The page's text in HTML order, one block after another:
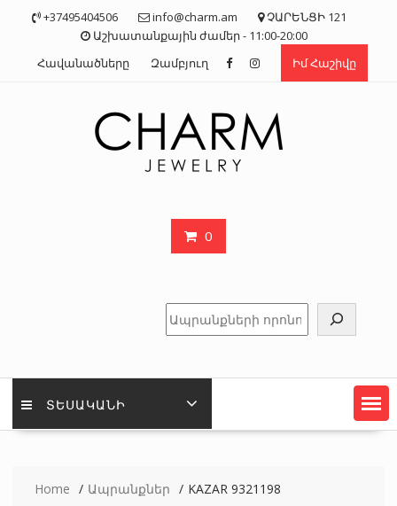
+37495404506 info@charm.am
ՉԱՐԵՆՑԻ 121
Աշխատանքային ժամեր - 11:00-20:00
Հավանածները
Զամբյուղ Իմ Հաշիվը
0
Որոնել
ՏԵՍԱԿԱՆԻ
Home Ապրանքներ KAZAR 9321198